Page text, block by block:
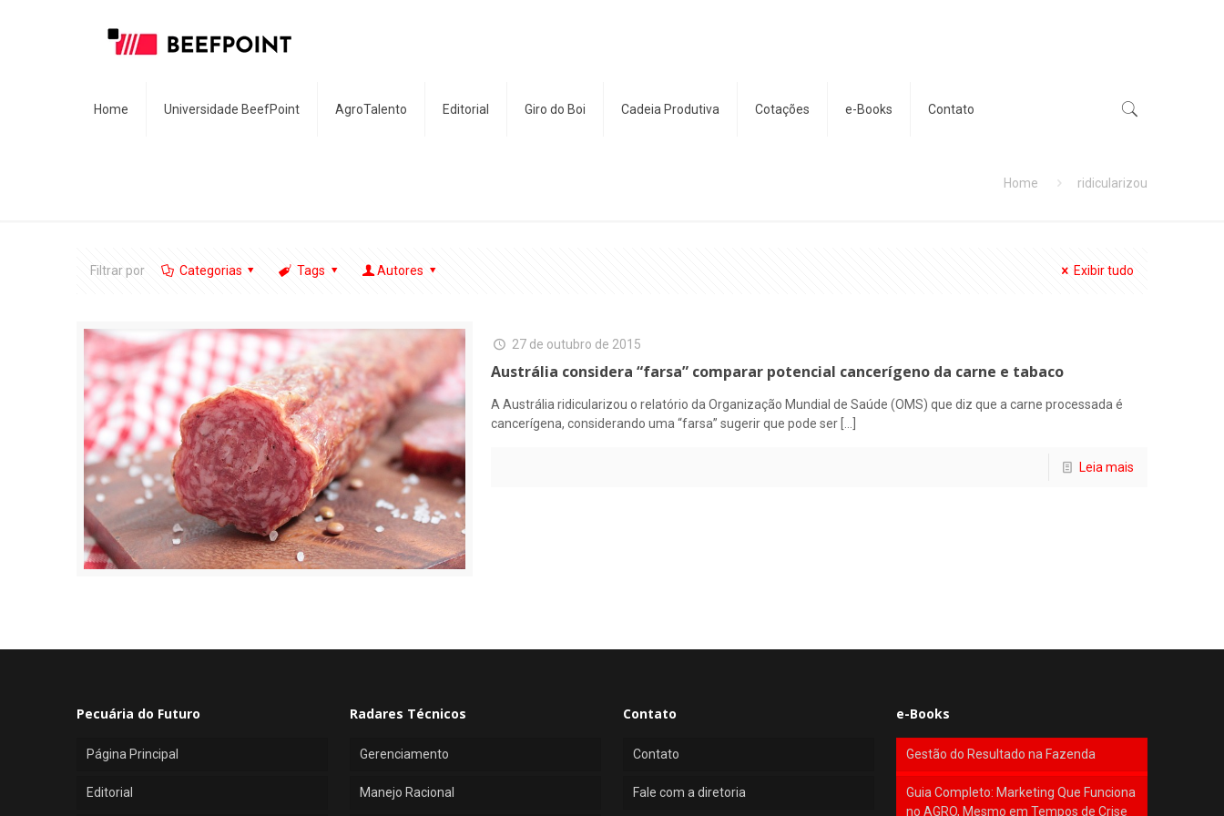
Home Universidade BeefPoint AgroTalento Editorial Giro do Boi Cadeia Produtiva Cotações e-Books Contato
Home ridicularizou
Filtrar por Categorias Tags Autores Exibir tudo
27 de outubro de 2015
Austrália considera “farsa” comparar potencial cancerígeno da carne e tabaco
A Austrália ridicularizou o relatório da Organização Mundial de Saúde (OMS) que diz que a carne processada é
cancerígena, considerando uma “farsa” sugerir que pode ser
Leia mais
Pecuária do Futuro
Página Principal
Editorial
Radares Técnicos
Gerenciamento
Manejo Racional
Contato
Contato
Fale com a diretoria
e-Books
Gestão do Resultado na Fazenda
Guia Completo: Marketing Que Funciona
no AGRO, Mesmo em Tempos de Crise